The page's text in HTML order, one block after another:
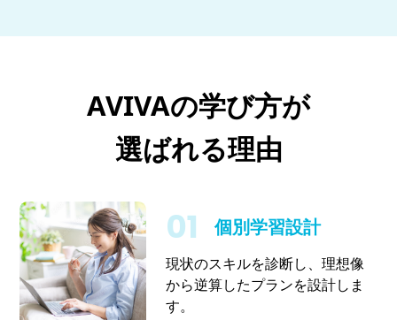
AVIVAの学び方が
選ばれる理由
個別学習設計
現状のスキルを診断し、理想像
から逆算したプランを設計しま
す。